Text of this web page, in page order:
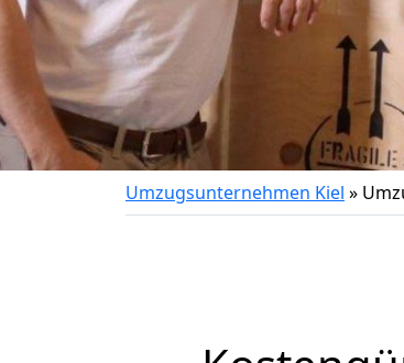
Umzugsunternehmen Kiel »